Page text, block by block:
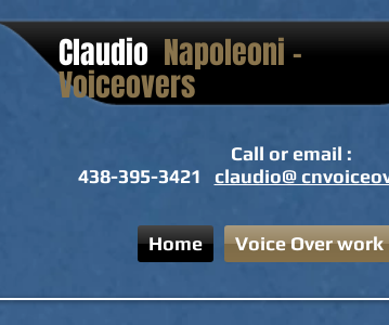
ClaudioNapoleoni -
Voiceovers
Call or email :
438-395-3421 claudio@
Home Voice Over work